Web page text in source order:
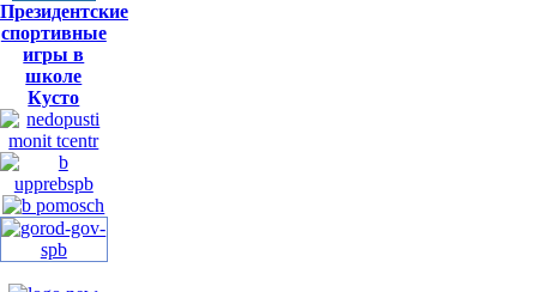
Президентские
спортивные
игры в
школе
Кусто